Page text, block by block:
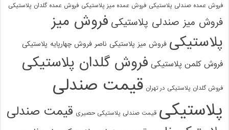
فروش عمده صندلی پلاستیکی فروش عمده میز پلاستیکی فروش عمده گلدان پلاستیکی
فروش میز صندلی پلاستیکی فروش میز
پلاستیکی فروش میز پلاستیکی ناصر فروش چهارپایه پلاستیکی
فروش کلمن پلاستیکی فروش گلدان پلاستیکی
فروش گلدان پلاستیکی در تهران قیمت صندلی
پلاستیکی قیمت صندلی پلاستیکی حصیری قیمت صندلی